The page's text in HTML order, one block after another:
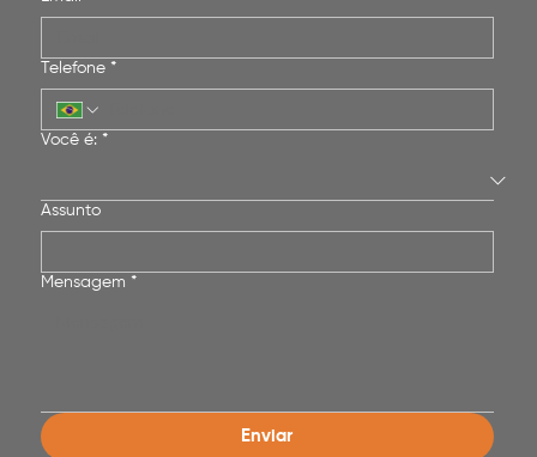
Telefone *
Você é: *
Assunto
Mensagem *
Enviar